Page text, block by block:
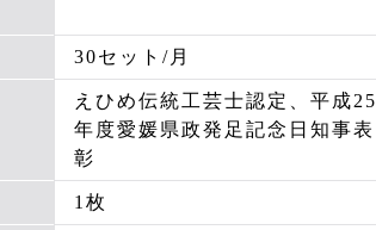
30セット/月
えひめ伝統工芸士認定、平成25
年度愛媛県政発足記念日知事表
彰
1枚